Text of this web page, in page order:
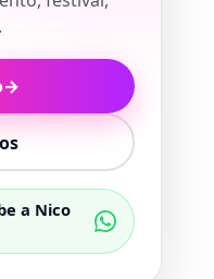
→
a Nico